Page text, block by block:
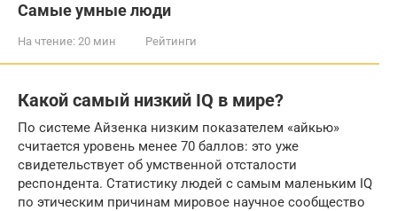
Самые умные люди
На чтение: 20 мин Рейтинги
Какой самый низкий IQ в мире?
По системе Айзенка низким показателем «айкью»
считается уровень менее 70 баллов: это уже
свидетельствует об умственной отсталости
респондента. Статистику людей с самым маленьким IQ
по этическим причинам мировое научное сообщество